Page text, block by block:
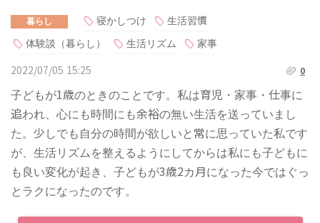
暮らし 寝かしつけ
生活習慣
体験談（暮らし）
生活リズム 家事
2022/07/05 15:25 0
子どもが1歳のときのことです。私は育児・家事・仕事に
追われ、心にも時間にも余裕の無い生活を送っていまし
た。少しでも自分の時間が欲しいと常に思っていた私です
が、生活リズムを整えるようにしてからは私にも子どもに
も良い変化が起き、子どもが3歳2カ月になった今ではぐっ
とラクになったのです。